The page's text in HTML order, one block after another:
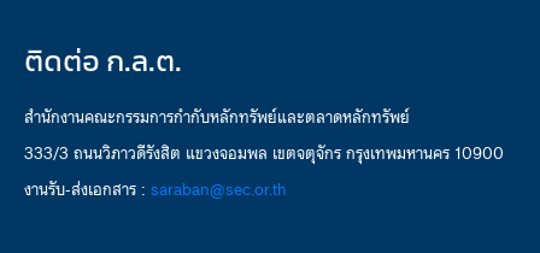
ติดต่อ ก.ล.ต.
สำนักงานคณะกรรมการกำกับหลักทรัพย์และตลาดหลักทรัพย์
333/3 ถนนวิภาวดีรังสิต แขวงจอมพล เขตจตุจักร กรุงเทพมหานคร 10900
งานรับ-ส่งเอกสาร : saraban@sec.or.th